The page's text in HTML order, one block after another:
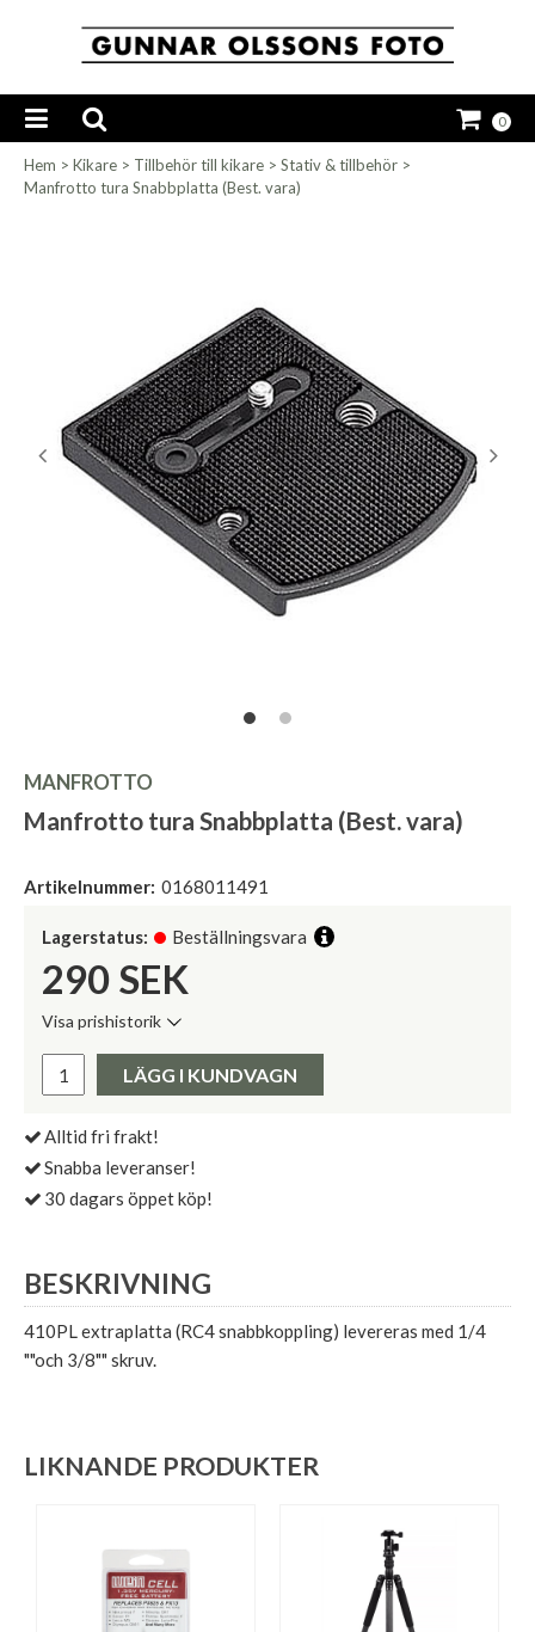
0
Hem > Kikare > Tillbehör till kikare > Stativ & tillbehör >
Manfrotto tura Snabbplatta (Best. vara)
MANFROTTO
Manfrotto tura Snabbplatta (Best. vara)
Artikelnummer: 0168011491
Lagerstatus: Beställningsvara
290 SEK
Visa prishistorik
Pris:
LÄGG I KUNDVAGN
Alltid fri frakt!
Snabba leveranser!
30 dagars öppet köp!
BESKRIVNING
410PL extraplatta (RC4 snabbkoppling) levereras med 1/4
""och 3/8"" skruv.
LIKNANDE PRODUKTER